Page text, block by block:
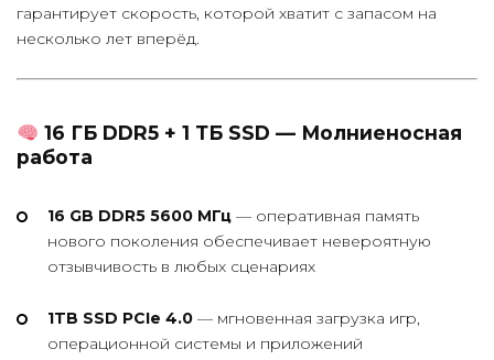
гарантирует скорость, которой хватит с запасом на
несколько лет вперёд.
16 ГБ DDR5 + 1 ТБ SSD — Молниеносная
работа
16 GB DDR5 5600 МГц — оперативная память
нового поколения обеспечивает невероятную
отзывчивость в любых сценариях
1TB SSD PCIe 4.0 — мгновенная загрузка игр,
операционной системы и приложений